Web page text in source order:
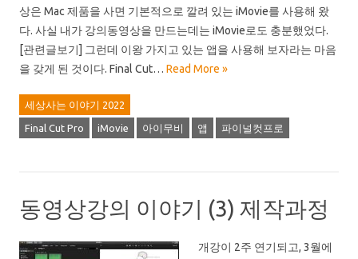
상은 Mac 제품을 사면 기본적으로 깔려 있는 iMovie를 사용해 왔
다. 사실 내가 강의동영상을 만드는데는 iMovie로도 충분했었다.
[관련글보기] 그런데 이왕 가지고 있는 앱을 사용해 보자라는 마음
을 갖게 된 것이다. Final Cut… Read More »
세상사는 이야기 2022
Final Cut Pro iMovie 아이무비 앱 파이널컷프로
동영상강의 이야기 (3) 제작과정
개강이 2주 연기되고, 3월에